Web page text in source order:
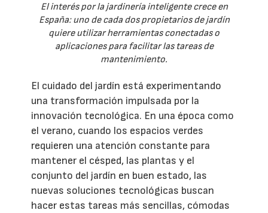
El interés por la jardinería inteligente crece en
España: uno de cada dos propietarios de jardín
quiere utilizar herramientas conectadas o
aplicaciones para facilitar las tareas de
mantenimiento.
El cuidado del jardín está experimentando
una transformación impulsada por la
innovación tecnológica. En una época como
el verano, cuando los espacios verdes
requieren una atención constante para
mantener el césped, las plantas y el
conjunto del jardín en buen estado, las
nuevas soluciones tecnológicas buscan
hacer estas tareas más sencillas, cómodas